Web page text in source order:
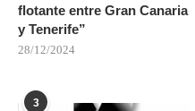
flotante entre Gran Canaria
y Tenerife”
28/12/2024
3